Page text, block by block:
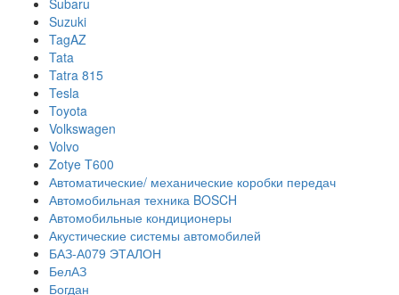
Subaru
Suzuki
TagAZ
Tata
Tatra 815
Tesla
Toyota
Volkswagen
Volvo
Zotye T600
Автоматические/ механические коробки передач
Автомобильная техника BOSCH
Автомобильные кондиционеры
Акустические системы автомобилей
БАЗ-А079 ЭТАЛОН
БелАЗ
Богдан